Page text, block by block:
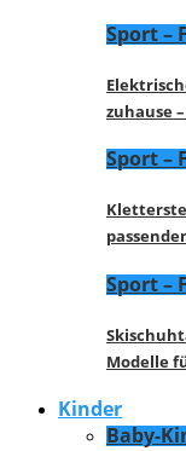
Sport –
zuhause
Sport –
Sport –
Modelle
Kinder
Baby-